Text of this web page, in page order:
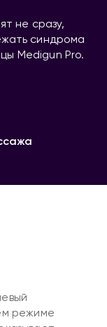
не сразу,
синдрома
Medigun Pro.
режиме